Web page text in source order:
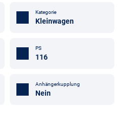
Kategorie
Kleinwagen
PS
116
Anhängerkupplung
Nein